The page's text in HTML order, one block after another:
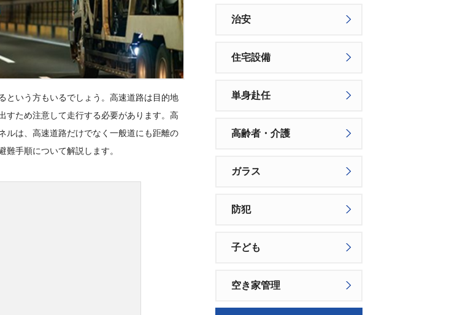
という方もいるでしょう。高速道路は目的地
すため注意して走行する必要があります。高
ルは、高速道路だけでなく一般道にも距離の
手順について解説します。
治安
住宅設備
単身赴任
高齢者・介護
ガラス
防犯
子ども
空き家管理